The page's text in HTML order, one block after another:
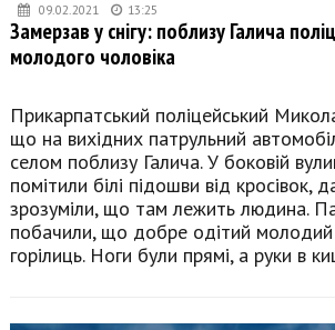
09.02.2021 13:25
Замерзав у снігу: поблизу Галича
молодого чоловіка
Прикарпатський поліцейський
що на вихідних патрульний
селом поблизу Галича. У боковій
помітили білі підошви від кросівок,
зрозуміли, що там лежить людина.
побачили, що добре одітий молодий
горілиць. Ноги були прямі, а руки в